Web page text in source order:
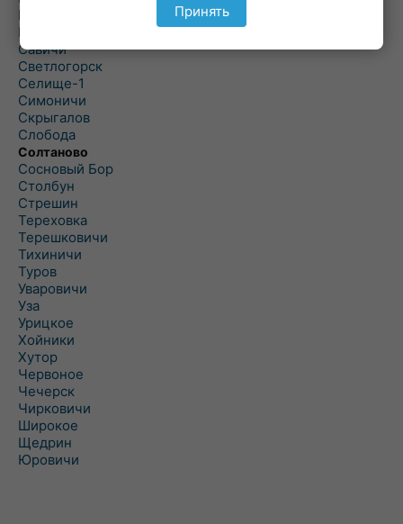
Рогинь
Рудня
Савичи
Светлогорск
Селище-1
Симоничи
Скрыгалов
Слобода
Солтаново
Сосновый Бор
Столбун
Стрешин
Тереховка
Терешковичи
Тихиничи
Туров
Уваровичи
Уза
Урицкое
Хойники
Хутор
Червоное
Чечерск
Чирковичи
Широкое
Щедрин
Юровичи
Принять